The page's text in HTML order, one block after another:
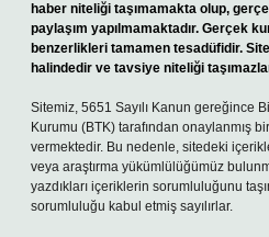
haber niteliği taşımamakta olup,
paylaşım yapılmamaktadır. Gerçek
benzerlikleri tamamen tesadüfidir.
halindedir ve tavsiye niteliği
Sitemiz, 5651 Sayılı Kanun gereğince
Kurumu (BTK) tarafından onaylanmış
vermektedir. Bu nedenle, sitedeki
veya araştırma yükümlülüğümüz
yazdıkları içeriklerin sorumluluğunu
sorumluluğu kabul etmiş sayılırlar.